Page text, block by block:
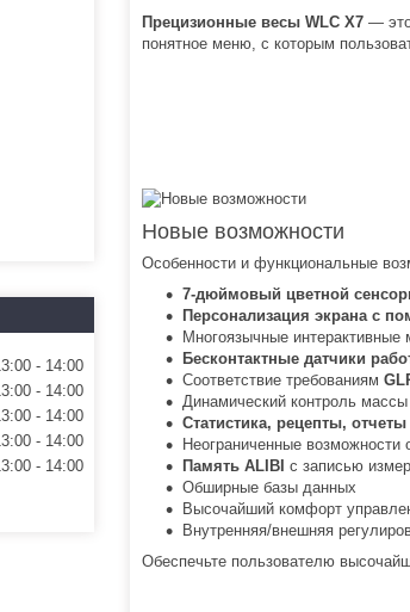
Прецизионные весы WLC X7 —
понятное меню, с которым
Новые возможности
Особенности и функциональные
7-дюймовый цветной
Персонализация экрана с
Многоязычные интерактивные
Бесконтактные датчики
Соответствие требованиям
Динамический контроль массы
Статистика, рецепты, отчеты
Неограниченные возможности
Память ALIBI с записью
Обширные базы данных
Высочайший комфорт
Внутренняя/внешняя
Обеспечьте пользователю
14:00
14:00
14:00
14:00
14:00